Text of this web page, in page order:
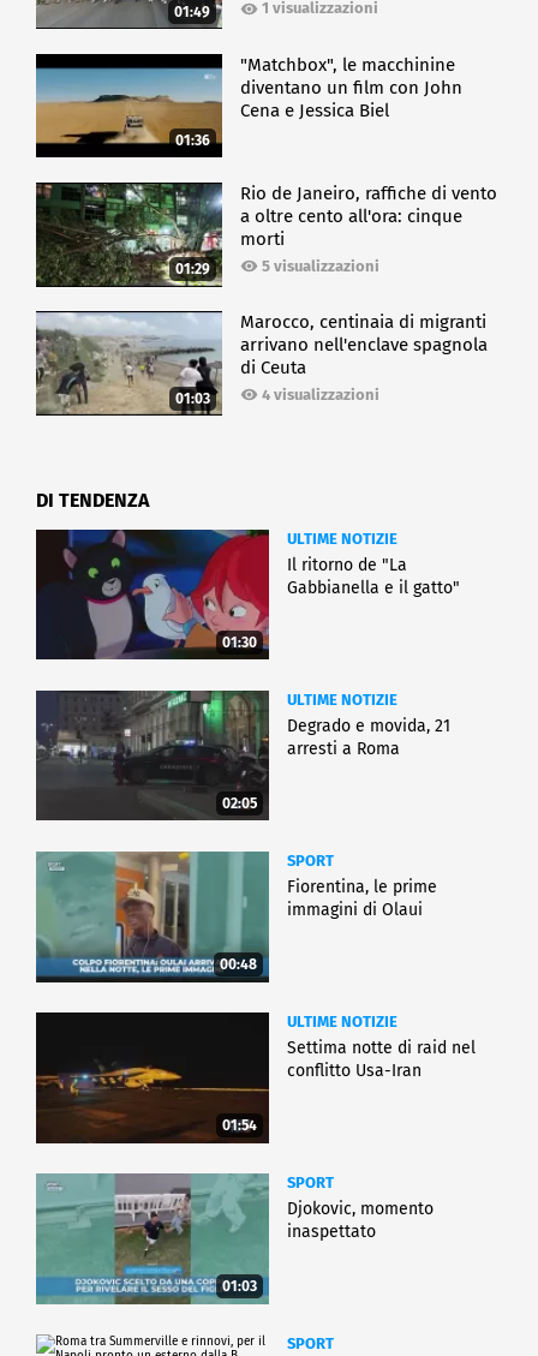
01:49 1 visualizzazioni
01:36
"Matchbox", le macchinine
diventano un film con John
Cena e Jessica Biel
01:29
Rio de Janeiro, raffiche di vento
a oltre cento all'ora: cinque
morti
5 visualizzazioni
01:03
Marocco, centinaia di migranti
arrivano nell'enclave spagnola
di Ceuta
4 visualizzazioni
DI TENDENZA
01:30
ULTIME NOTIZIE
Il ritorno de "La
Gabbianella e il gatto"
02:05
ULTIME NOTIZIE
Degrado e movida, 21
arresti a Roma
00:48
SPORT
Fiorentina, le prime
immagini di Olaui
01:54
ULTIME NOTIZIE
Settima notte di raid nel
conflitto Usa-Iran
01:03
SPORT
Djokovic, momento
inaspettato
SPORT